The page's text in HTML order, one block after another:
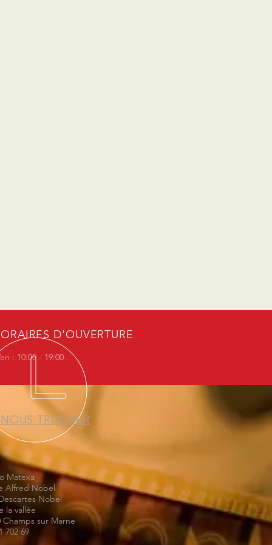
D'OUVERTURE
: 10:00 - 19:00
TROUVER
Matexa
Alfred Nobel
Nobel
la vallée
Champs sur Marne
702 69